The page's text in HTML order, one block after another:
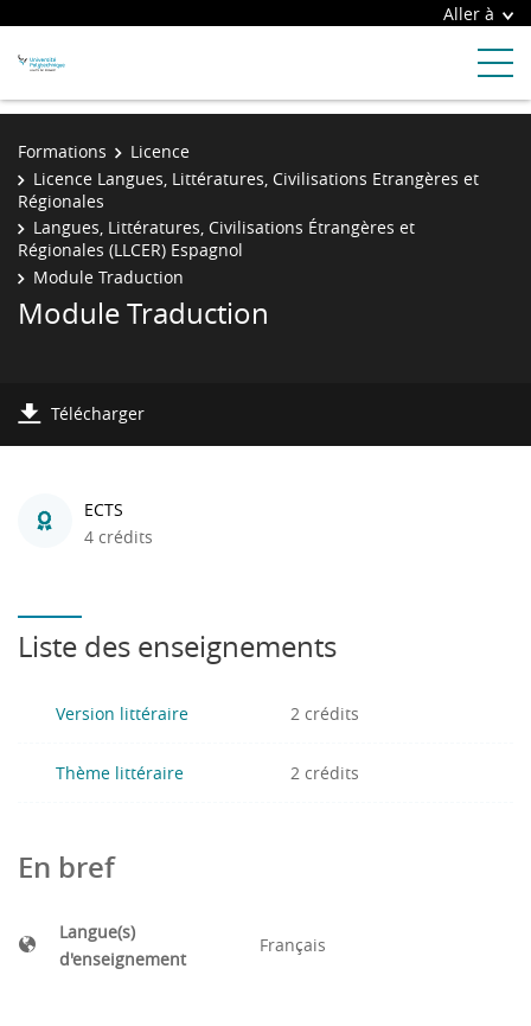
Aller à
Formations
Licence
Licence Langues, Littératures, Civilisations Etrangères et
Régionales
Langues, Littératures, Civilisations Étrangères et
Régionales (LLCER) Espagnol
Module Traduction
Module Traduction
Télécharger
ECTS
4 crédits
Liste des enseignements
Version littéraire 2 crédits
Thème littéraire 2 crédits
En bref
Langue(s)
d'enseignement
Français